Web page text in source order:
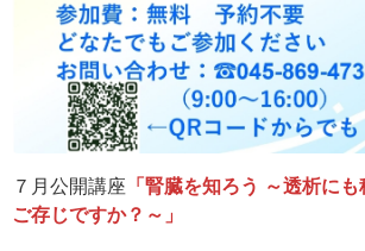
７月公開講座 「腎臓を知ろう ～透析に
ご存じですか？～」